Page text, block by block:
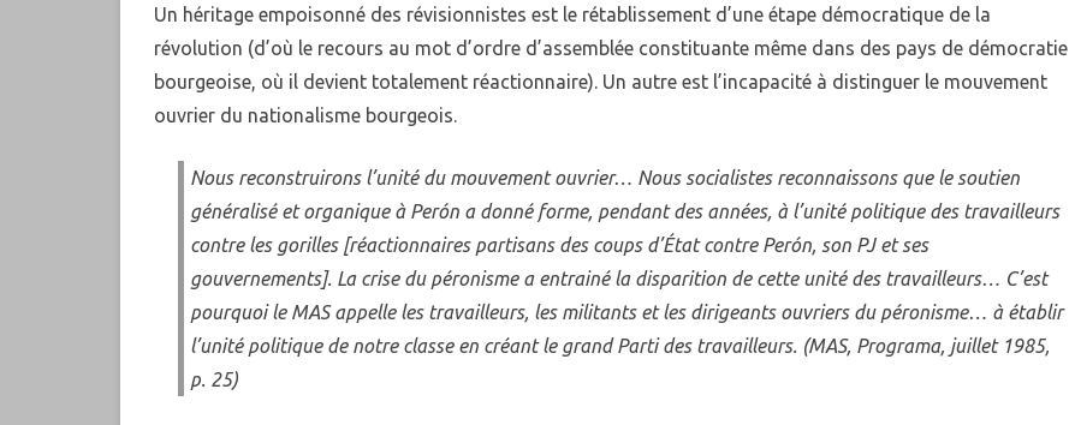
Un héritage empoisonné des révisionnistes est le rétablissement d’une étape démocratique de la
révolution (d’où le recours au mot d’ordre d’assemblée constituante même dans des pays de démocratie
bourgeoise, où il devient totalement réactionnaire). Un autre est l’incapacité à distinguer le mouvement
ouvrier du nationalisme bourgeois.
Nous reconstruirons l’unité du mouvement ouvrier… Nous socialistes reconnaissons que le soutien
généralisé et organique à Perón a donné forme, pendant des années, à l’unité politique des travailleurs
contre les gorilles [réactionnaires partisans des coups d’État contre Perón, son PJ et ses
gouvernements]. La crise du péronisme a entrainé la disparition de cette unité des travailleurs… C’est
pourquoi le MAS appelle les travailleurs, les militants et les dirigeants ouvriers du péronisme… à établir
l’unité politique de notre classe en créant le grand Parti des travailleurs. (MAS, Programa, juillet 1985,
p. 25)